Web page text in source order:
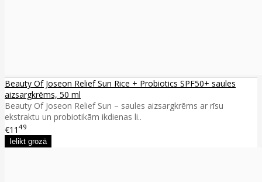
Beauty Of Joseon Relief Sun Rice + Probiotics SPF50+ saules
aizsargkrēms, 50 ml
Beauty Of Joseon Relief Sun – saules aizsargkrēms ar rīsu
ekstraktu un probiotikām ikdienas li..
€11 49